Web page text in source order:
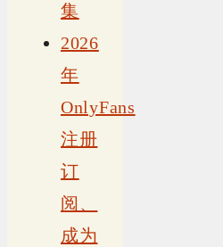
集
2026
年
OnlyFans
注册
订
阅、
成为